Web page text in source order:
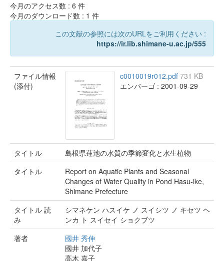
今月のアクセス数 : 6 件
今月のダウンロード数 : 1 件
この文献の参照には次のURLをご利用ください :
https://ir.lib.shimane-u.ac.jp/555
ファイル情報
(添付)
c0010019r012.pdf 731 KB
エンバーゴ : 2001-09-29
タイトル
島根県蓮池の水質の季節変化と水生植物
タイトル
Report on Aquatic Plants and Seasonal
Changes of Water Quality in Pond Hasu-ike,
Shimane Prefecture
タイトル 読
み
シマネケン ハスイケ ノ スイシツ ノ キセツ ヘ
ンカ ト スイセイ ショクブツ
著者
國井 秀伸
國井 加代子
高木 嘉子